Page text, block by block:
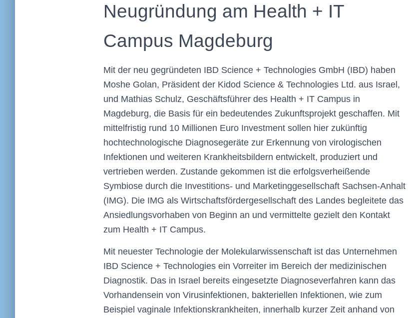
Neugründung am Health + IT
Campus Magdeburg
Mit der neu gegründeten IBD Science + Technologies GmbH (IBD) haben
Moshe Golan, Präsident der Kidod Science & Technologies Ltd. aus Israel,
und Mathias Schulz, Geschäftsführer des Health + IT Campus in
Magdeburg, die Basis für ein bedeutendes Zukunftsprojekt geschaffen. Mit
mittelfristig rund 10 Millionen Euro Investment sollen hier zukünftig
hochtechnologische Diagnosegeräte zur Erkennung von virologischen
Infektionen und weiteren Krankheitsbildern entwickelt, produziert und
vertrieben werden. Zustande gekommen ist die erfolgsverheißende
Symbiose durch die Investitions- und Marketinggesellschaft Sachsen-Anhalt
(IMG). Die IMG als Wirtschaftsfördergesellschaft des Landes begleitete das
Ansiedlungsvorhaben von Beginn an und vermittelte gezielt den Kontakt
zum Health + IT Campus.
Mit neuester Technologie der Molekularwissenschaft ist das Unternehmen
IBD Science + Technologies ein Vorreiter im Bereich der medizinischen
Diagnostik. Das in Israel bereits eingesetzte Diagnoseverfahren kann das
Vorhandensein von Virusinfektionen, bakteriellen Infektionen, wie zum
Beispiel vaginale Infektionskrankheiten, innerhalb kurzer Zeit anhand von